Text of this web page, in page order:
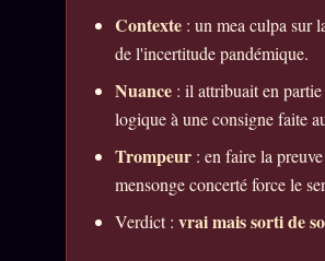
Bienvenue nouveau membre
Manifeste pricing
Se connecter
z/S SYSTEMS
Contexte: un mea culpa sur
de l'incertitude pandémique.
Nuance: il attribuait en partie
logique à une consigne faite
Trompeur: en faire la
mensonge concerté force le
Verdict : vrai mais sorti de